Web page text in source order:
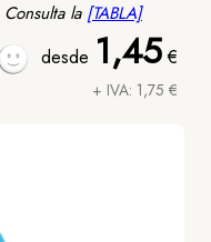
la [TABLA]
desde 1,45€
+ IVA: 1,75 €